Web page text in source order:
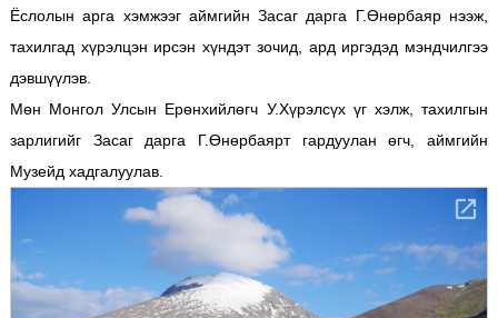
Ёслолын арга хэмжээг аймгийн Засаг дарга Г.Өнөрбаяр нээж,
тахилгад хүрэлцэн ирсэн хүндэт зочид, ард иргэдэд мэндчилгээ
дэвшүүлэв.
Мөн Монгол Улсын Ерөнхийлөгч У.Хүрэлсүх үг хэлж, тахилгын
зарлигийг Засаг дарга Г.Өнөрбаярт гардуулан өгч, аймгийн
Музейд хадгалуулав.